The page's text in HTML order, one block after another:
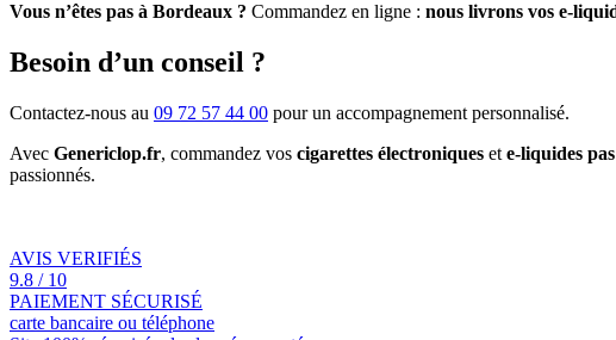
Vous n’êtes pas à Bordeaux ? Commandez en ligne : nous livrons vos e-
Besoin d’un conseil ?
Contactez-nous au 09 72 57 44 00 pour un accompagnement personnalisé.
Avec Genericlop.fr, commandez vos cigarettes électroniques et e-liquides
passionnés.
AVIS VERIFIÉS
9.8 / 10
PAIEMENT SÉCURISÉ
carte bancaire ou téléphone